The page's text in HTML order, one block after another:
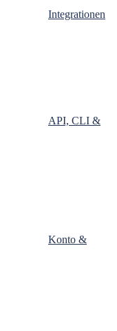
Integrationen
API, CLI &
Konto &